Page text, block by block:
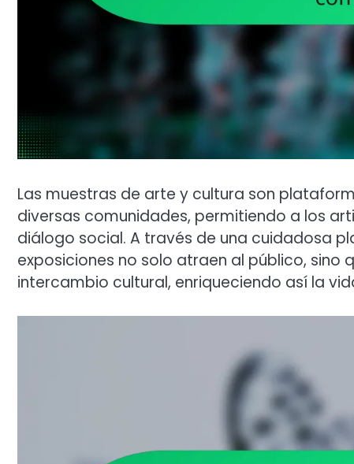
Las muestras de arte y cultura son
diversas comunidades, permitiendo a los
diálogo social. A través de una cuidadosa
exposiciones no solo atraen al público,
intercambio cultural, enriqueciendo así la